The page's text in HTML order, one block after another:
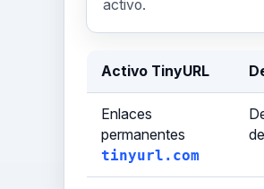
activo.
Activo TinyURL
Enlaces
permanentes
tinyurl.com